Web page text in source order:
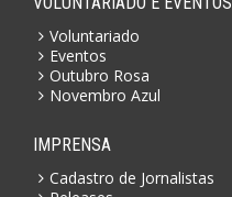
Voluntariado
Eventos
Outubro Rosa
Novembro Azul
IMPRENSA
Cadastro de Jornalistas